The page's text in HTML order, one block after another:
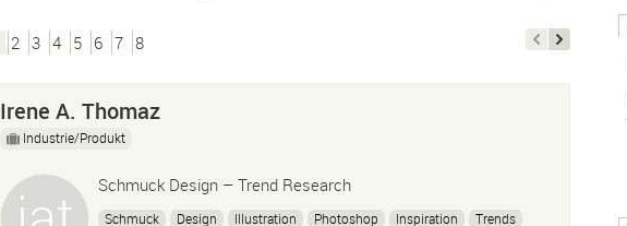
2 3 4 5 6 7 8
Irene A. Thomaz
Industrie/Produkt
Schmuck Design – Trend Research
Schmuck Design Illustration Photoshop Inspiration
Trends